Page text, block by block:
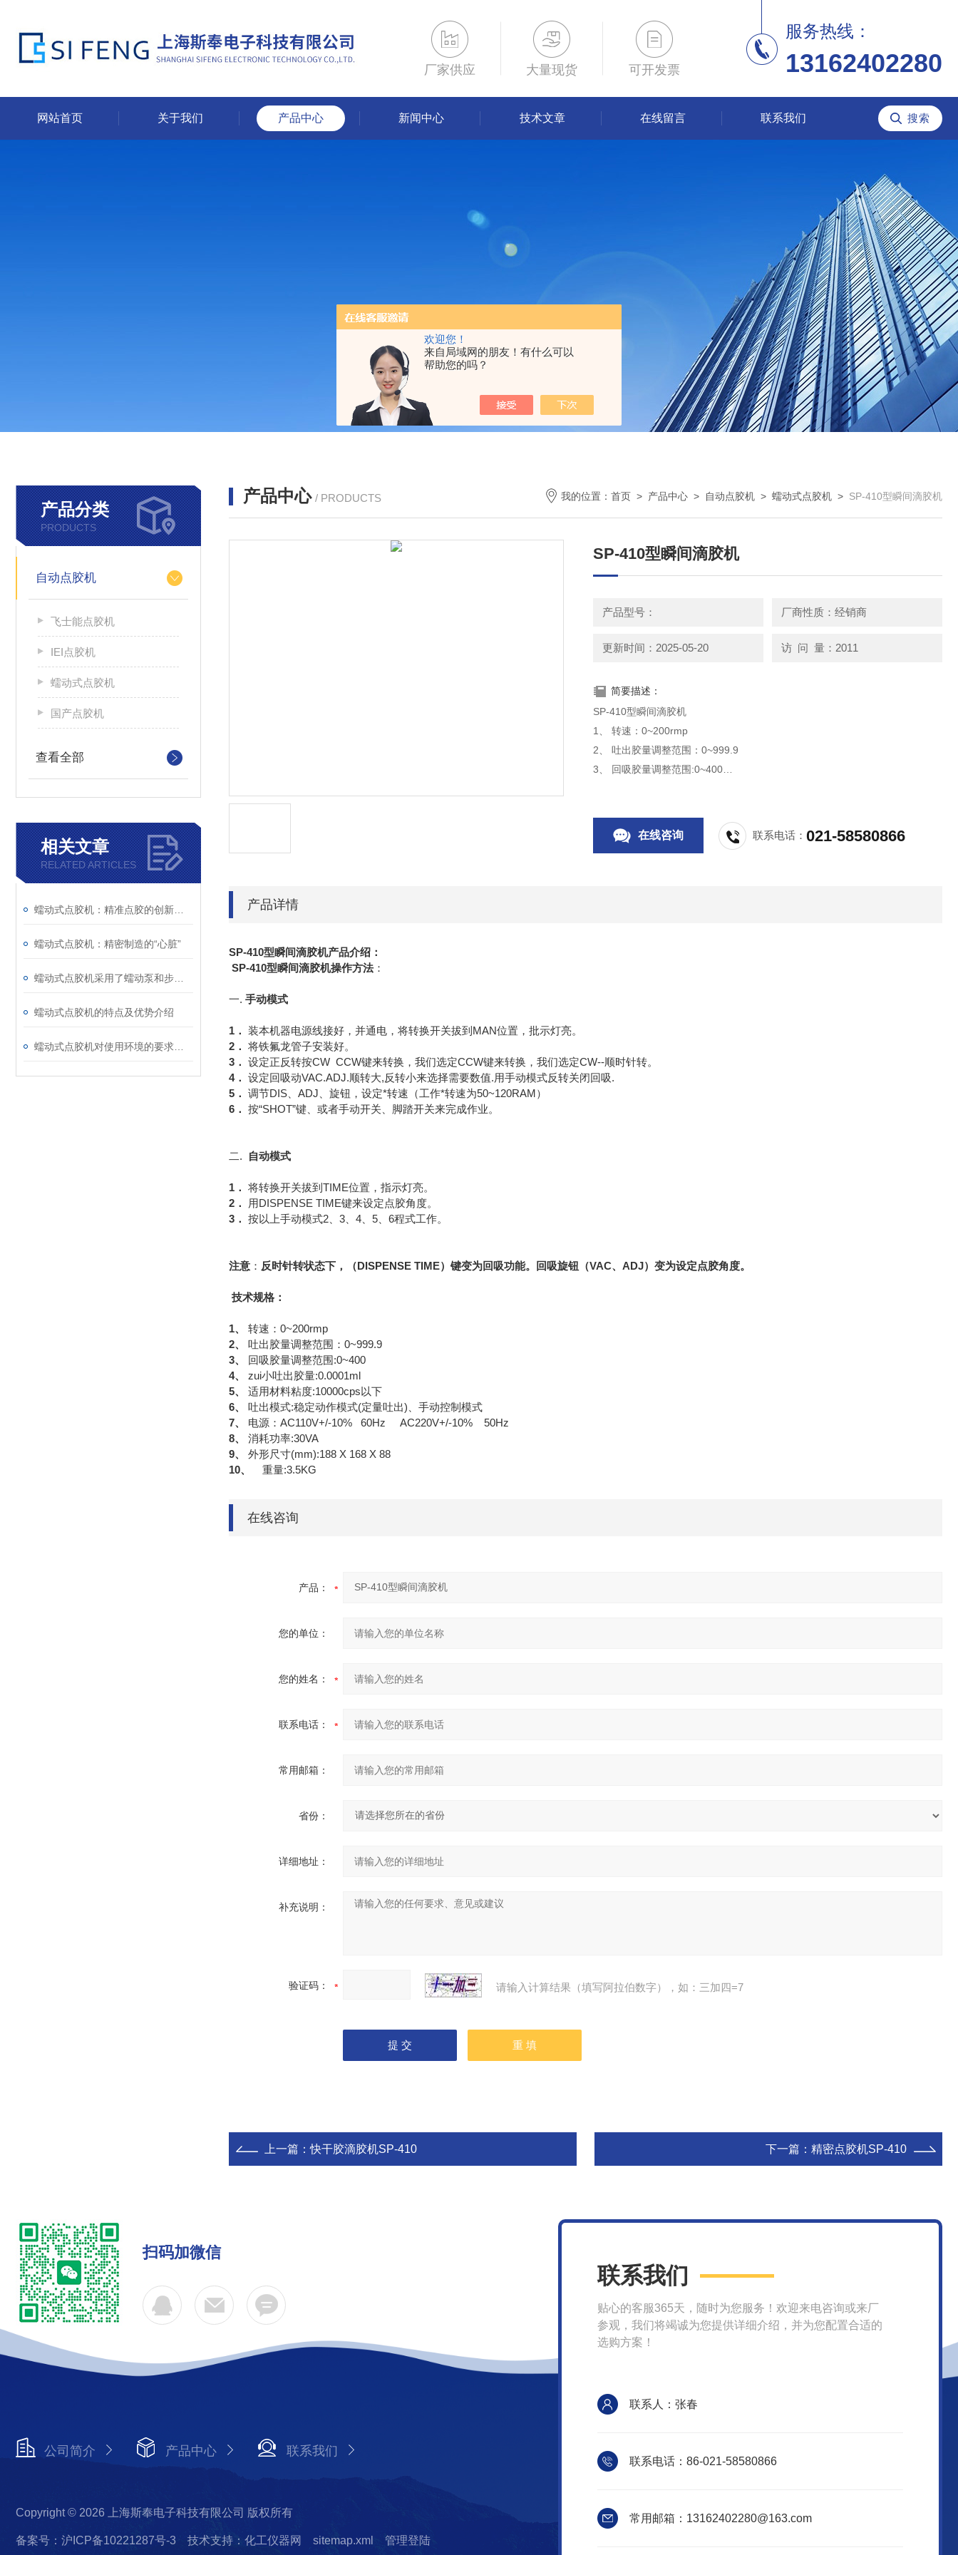
欢迎您！
来自局域网的朋友！有什么可以
帮助您的吗？
厂家供应 大量现货 可开发票
服务热线：
13162402280
网站首页 关于我们 产品中心 新闻中心 技术文章 在线留言 联系我们
产品分类
PRODUCTS
自动点胶机
飞士能点胶机
IEI点胶机
蠕动式点胶机
国产点胶机
查看全部
相关文章
RELATED ARTICLES
蠕动式点胶机：精密制造的“心脏”
蠕动式点胶机的特点及优势介绍
产品中心 / PRODUCTS 我的位置： 首页 > 产品中心 > 自动点胶机 > 蠕动式点胶机 > SP-410型瞬间滴胶机
SP-410型瞬间滴胶机
产品型号： 厂商性质：经销商
更新时间：2025-05-20 访 问 量：2011
简要描述：
SP-410型瞬间滴胶机
1、 转速：0~200rmp
2、 吐出胶量调整范围：0~999.9
3、 回吸胶量调整范围:0~400
6、 吐出模式:稳定动作模式(定量吐出)、手动控制模式
7、 电源：AC110V+/-10% 60Hz AC220V+/-10% 50Hz
在线咨询 联系电话：021-58580866
产品详情
SP-410型瞬间滴胶机产品介绍：
SP-410型瞬间滴胶机操作方法：
一. 手动模式
1． 装本机器电源线接好，并通电，将转换开关拔到MAN位置，批示灯亮。
2． 将铁氟龙管子安装好。
3． 设定正反转按CW CCW键来转换，我们选定CCW键来转换，我们选定CW--顺时针转。
4． 设定回吸动VAC.ADJ.顺转大,反转小来选择需要数值.用手动模式反转关闭回吸.
5． 调节DIS、ADJ、旋钮，设定*转速（工作*转速为50~120RAM）
6． 按“SHOT”键、或者手动开关、脚踏开关来完成作业。
二. 自动模式
1． 将转换开关拔到TIME位置，指示灯亮。
2．
用DISPENSE TIME键来设定点胶角度。
3． 按以上手动模式2、3、4、5、6程式工作。
注意 ： 反时针转状态下，（DISPENSE TIME）键变为回吸功能。回吸旋钮（VAC、ADJ）变为设定点胶角度。
技术规格：
1、 转速：0~200rmp
2、 吐出胶量调整范围：0~999.9
3、 回吸胶量调整范围:0~400
4、 zui小吐出胶量:0.0001ml
5、 适用材料粘度:10000cps以下
6、 吐出模式:稳定动作模式(定量吐出)、手动控制模式
7、 电源：AC110V+/-10% 60Hz AC220V+/-10% 50Hz
8、 消耗功率:30VA
9、 外形尺寸(mm):188 X 168 X 88
10、 重量:3.5KG
在线咨询
产品：
您的单位：
您的姓名：
联系电话：
常用邮箱：
省份：
详细地址：
补充说明：
验证码： 请输入计算结果（填写阿拉伯数字），如：三加四=7
上一篇：快干胶滴胶机SP-410 下一篇： 精密点胶机SP-410
扫码加微信
公司简介 产品中心 联系我们
Copyright © 2026 上海斯奉电子科技有限公司 版权所有
备案号：沪ICP备10221287号-3 技术支持：化工仪器网 sitemap.xml 管理登陆
联系我们
贴心的客服365天，随时为您服务！欢迎来电咨询或来厂
参观，我们将竭诚为您提供详细介绍，并为您配置合适的
选购方案！
联系人：张春
联系电话：86-021-58580866
常用邮箱：13162402280@163.com